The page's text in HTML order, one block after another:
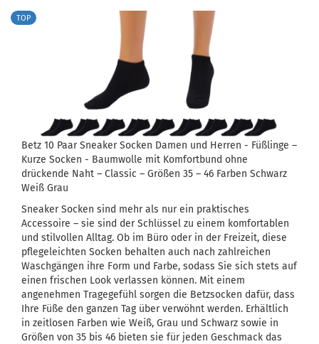
TOP
Betz 10 Paar Sneaker Socken Damen und Herren - Füßlinge –
Kurze Socken - Baumwolle mit Komfortbund ohne
drückende Naht – Classic – Größen 35 – 46 Farben Schwarz
Weiß Grau
Sneaker Socken sind mehr als nur ein praktisches
Accessoire – sie sind der Schlüssel zu einem komfortablen
und stilvollen Alltag. Ob im Büro oder in der Freizeit, diese
pflegeleichten Socken behalten auch nach zahlreichen
Waschgängen ihre Form und Farbe, sodass Sie sich stets auf
einen frischen Look verlassen können. Mit einem
angenehmen Tragegefühl sorgen die Betzsocken dafür, dass
Ihre Füße den ganzen Tag über verwöhnt werden. Erhältlich
in zeitlosen Farben wie Weiß, Grau und Schwarz sowie in
Größen von 35 bis 46 bieten sie für jeden Geschmack das